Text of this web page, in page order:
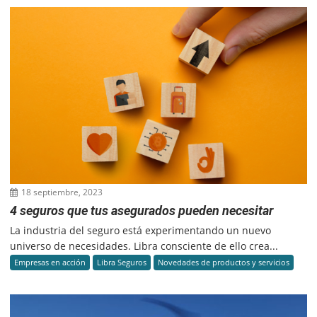
18 septiembre, 2023
4 seguros que tus asegurados pueden necesitar
La industria del seguro está experimentando un nuevo
universo de necesidades. Libra consciente de ello crea...
Empresas en acción Libra Seguros Novedades de productos y servicios